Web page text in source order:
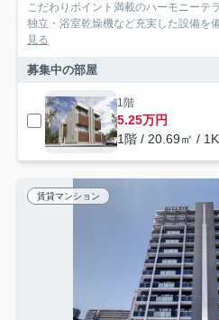
こだわりポイント満載のハーモニー
独立・浴室乾燥機など充実した設備を
見る
募集中の部屋
1階
5.25万円
1階 / 20.69㎡ / 1K
賃貸マンション